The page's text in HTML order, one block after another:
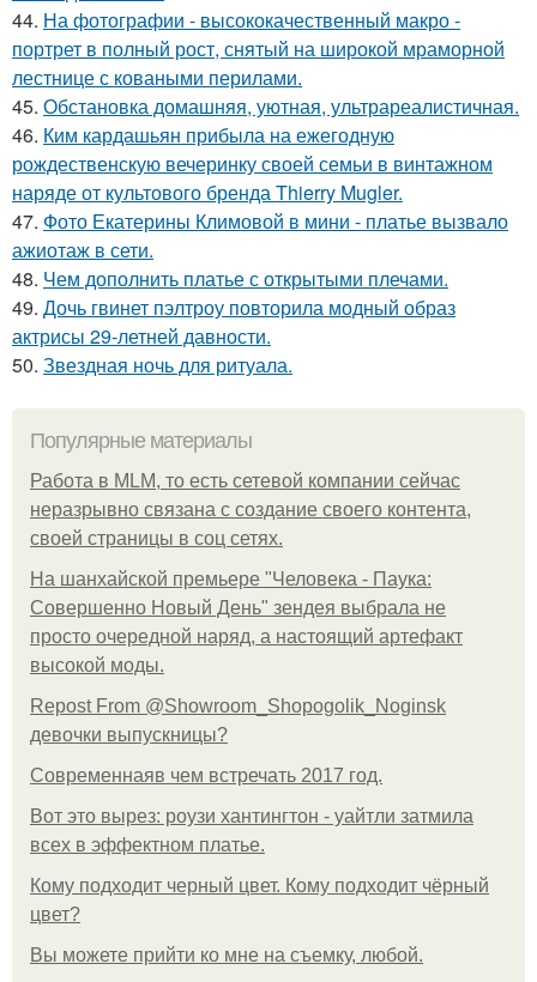
44. На фотографии - высококачественный макро -
портрет в полный рост, снятый на широкой мраморной
лестнице с коваными перилами.
45. Обстановка домашняя, уютная, ультрареалистичная.
46. Ким кардашьян прибыла на ежегодную
рождественскую вечеринку своей семьи в винтажном
наряде от культового бренда Thierry Mugler.
47. Фото Екатерины Климовой в мини - платье вызвало
ажиотаж в сети.
48. Чем дополнить платье с открытыми плечами.
49. Дочь гвинет пэлтроу повторила модный образ
актрисы 29-летней давности.
50. Звездная ночь для ритуала.
Популярные материалы
Работа в MLM, то есть сетевой компании сейчас
неразрывно связана с создание своего контента,
своей страницы в соц сетях.
На шанхайской премьере "Человека - Паука:
Совершенно Новый День" зендея выбрала не
просто очередной наряд, а настоящий артефакт
высокой моды.
Repost From @Showroom_Shopogolik_Noginsk
девочки выпускницы?
Современнаяв чем встречать 2017 год.
Вот это вырез: роузи хантингтон - уайтли затмила
всех в эффектном платьe.
Кому подходит черный цвет. Кому подходит чёрный
цвет?
Вы можете прийти ко мне на съемку, любой.